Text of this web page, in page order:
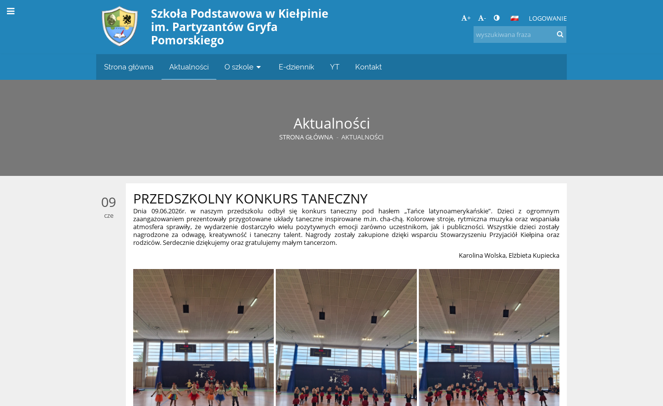
Szkoła Podstawowa w Kiełpinie
im. Partyzantów Gryfa
Pomorskiego
+ - LOGOWANIE
Strona główna Aktualności O szkole E-dziennik YT Kontakt
Aktualności
STRONA GŁÓWNA - AKTUALNOŚCI
09
cze
PRZEDSZKOLNY KONKURS TANECZNY
Dnia 09.06.2026r. w naszym przedszkolu odbył się konkurs taneczny pod hasłem „Tańce latynoamerykańskie”. Dzieci z ogromnym
zaangażowaniem prezentowały przygotowane układy taneczne inspirowane m.in. cha-chą. Kolorowe stroje, rytmiczna muzyka oraz wspaniała
atmosfera sprawiły, że wydarzenie dostarczyło wielu pozytywnych emocji zarówno uczestnikom, jak i publiczności. Wszystkie dzieci zostały
nagrodzone za odwagę, kreatywność i taneczny talent. Nagrody zostały zakupione dzięki wsparciu Stowarzyszeniu Przyjaciół Kiełpina oraz
rodziców. Serdecznie dziękujemy oraz gratulujemy małym tancerzom.
Karolina Wolska, Elżbieta Kupiecka